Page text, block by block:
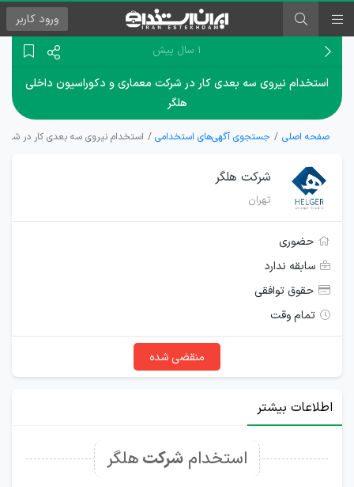
ورود کاربر
۱ سال پیش
استخدام نیروی سه بعدی کار در شرکت معماری و دکوراسیون داخلی
هلگر
صفحه اصلی جستجوی آگهی‌های استخدامی استخدام نیروی سه بعدی کار در
شرکت هلگر
تهران
حضوری
سابقه ندارد
حقوق توافقی
تمام وقت
منقضی شده
اطلاعات بیشتر
استخدام شرکتهلگر